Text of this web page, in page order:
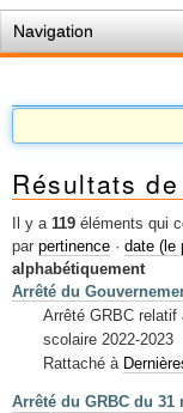
Navigation
Règles du jeu
Permis d'urbanisme
Cartographie
Etudes et publications
Mots-clés
Renseignements
Résultats
Il y a 119 éléments qui
par pertinence · date (le
alphabétiquement
Arrêté du
Arrêté GRBC relatif
scolaire 2022-2023
Rattaché à
Arrêté du GRBC du